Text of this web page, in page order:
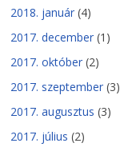
2018. január (4)
2017. december (1)
2017. október (2)
2017. szeptember (3)
2017. augusztus (3)
2017. július (2)